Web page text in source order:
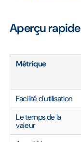
Aperçu rapide
Métrique
Facilité d'utilisation
Le temps de la
valeur